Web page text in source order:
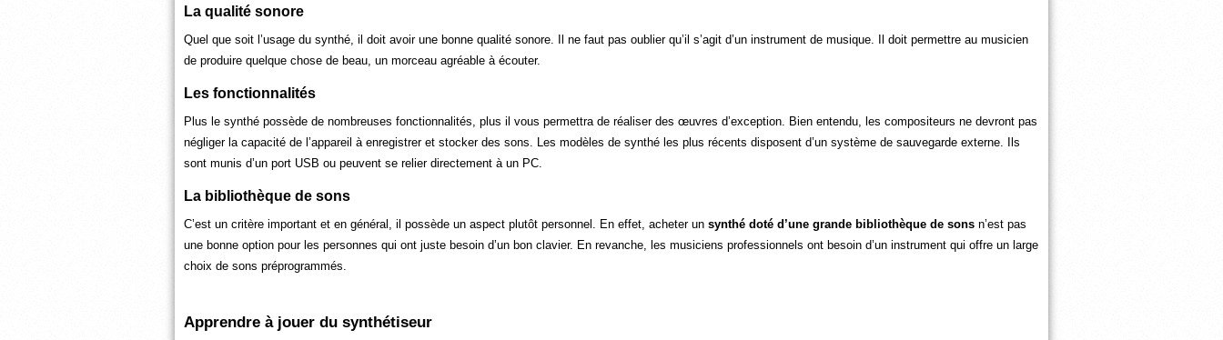
La qualité sonore
Quel que soit l’usage du synthé, il doit avoir une bonne qualité sonore. Il ne faut pas oublier qu’il s’agit d’un instrument de musique. Il doit permettre au musicien
de produire quelque chose de beau, un morceau agréable à écouter.
Les fonctionnalités
Plus le synthé possède de nombreuses fonctionnalités, plus il vous permettra de réaliser des œuvres d’exception. Bien entendu, les compositeurs ne devront pas
négliger la capacité de l’appareil à enregistrer et stocker des sons. Les modèles de synthé les plus récents disposent d’un système de sauvegarde externe. Ils
sont munis d’un port USB ou peuvent se relier directement à un PC.
La bibliothèque de sons
C’est un critère important et en général, il possède un aspect plutôt personnel. En effet, acheter un synthé doté d’une grande bibliothèque de sonsn’est pas
une bonne option pour les personnes qui ont juste besoin d’un bon clavier. En revanche, les musiciens professionnels ont besoin d’un instrument qui offre un large
choix de sons préprogrammés.
Apprendre à jouer du synthétiseur